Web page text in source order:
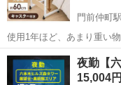
門前仲町駅
使用1年ほど、あまり重い
しました
東京 江東区 門前
夜勤【
15,004